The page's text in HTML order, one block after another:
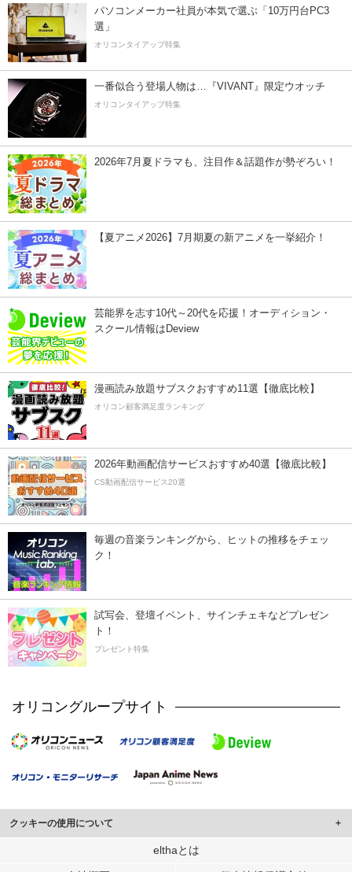
パソコンメーカー社員が本気で選ぶ「10万円台PC3
選」
オリコンタイアップ特集
一番似合う登場人物は…『VIVANT』限定ウオッチ
オリコンタイアップ特集
2026年7月夏ドラマも、注目作＆話題作が勢ぞろい！
【夏アニメ2026】7月期夏の新アニメを一挙紹介！
芸能界を志す10代～20代を応援！オーディション・
スクール情報はDeview
漫画読み放題サブスクおすすめ11選【徹底比較】
オリコン顧客満足度ランキング
2026年動画配信サービスおすすめ40選【徹底比較】
CS動画配信サービス20選
毎週の音楽ランキングから、ヒットの推移をチェッ
ク！
試写会、登壇イベント、サインチェキなどプレゼン
ト！
プレゼント特集
オリコングループサイト
クッキーの使用について
このサイトでは Cookie を使用して、ユーザーに合わせたコンテンツや広告の
elthaとは